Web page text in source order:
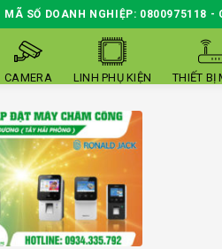
MÃ SỐ DOANH NGHIỆP: 0800975118 -
CAMERA LINH PHỤ KIỆN THIẾT BỊ